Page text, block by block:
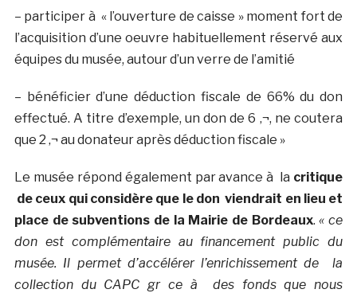
– participer à « l’ouverture de caisse » moment fort de
l’acquisition d’une oeuvre habituellement réservé aux
équipes du musée, autour d’un verre de l’amitié
– bénéficier d’une déduction fiscale de 66% du don
effectué. A titre d’exemple, un don de 6 ‚¬, ne coutera
que 2 ‚¬ au donateur après déduction fiscale »
Le musée répond également par avance à la critique
de ceux qui considère que le don viendrait en lieu et
place de subventions de la Mairie de Bordeaux.« ce
don est complémentaire au financement public du
musée. Il permet d’accélérer l’enrichissement dela
collection du CAPC gr ce à des fonds que nous